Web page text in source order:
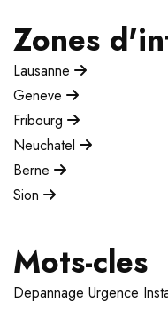
Zones
Lausanne
Geneve
Fribourg
Neuchatel
Berne
Sion
Mots-cles
Depannage Urgence